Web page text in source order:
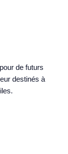
de futurs
destinés à